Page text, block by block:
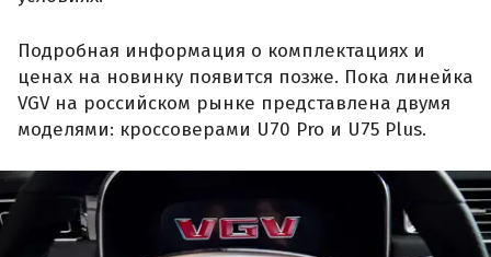
Подробная информация о комплектациях и
ценах на новинку появится позже. Пока линейка
VGV на российском рынке представлена двумя
моделями: кроссоверами U70 Pro и U75 Plus.